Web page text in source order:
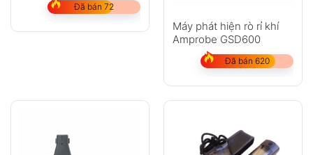
Đã bán 72
Máy phát hiện rò rỉ khí
Amprobe GSD600
Đã bán 620